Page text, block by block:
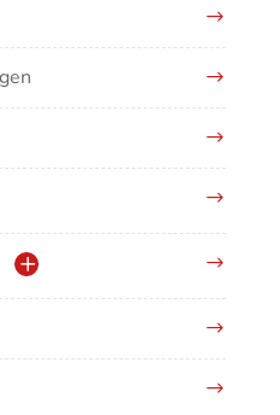
Württemberg
Jahrhundert